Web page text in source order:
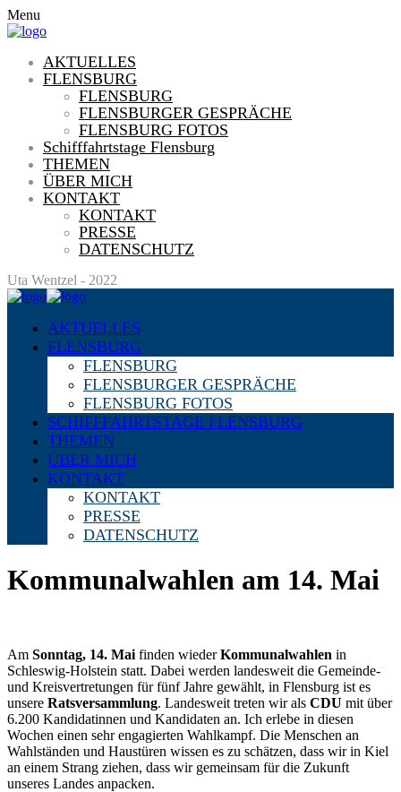
Menu
AKTUELLES
FLENSBURG
FLENSBURG
FLENSBURGER GESPRÄCHE
FLENSBURG FOTOS
Schifffahrtstage Flensburg
THEMEN
ÜBER MICH
KONTAKT
KONTAKT
PRESSE
DATENSCHUTZ
Uta Wentzel - 2022
AKTUELLES
FLENSBURG
FLENSBURG
FLENSBURGER GESPRÄCHE
FLENSBURG FOTOS
SCHIFFFAHRTSTAGE FLENSBURG
THEMEN
ÜBER MICH
KONTAKT
KONTAKT
PRESSE
DATENSCHUTZ
Kommunalwahlen am 14. Mai
Am Sonntag, 14. Mai finden wiederKommunalwahlen in
Schleswig-Holstein statt. Dabei werden landesweit die Gemeinde-
und Kreisvertretungen für fünf Jahre gewählt, in Flensburg ist es
unsere Ratsversammlung. Landesweit treten wir als CDU mit über
6.200 Kandidatinnen und Kandidaten an. Ich erlebe in diesen
Wochen einen sehr engagierten Wahlkampf. Die Menschen an
Wahlständen und Haustüren wissen es zu schätzen, dass wir in Kiel
an einem Strang ziehen, dass wir gemeinsam für die Zukunft
unseres Landes anpacken.